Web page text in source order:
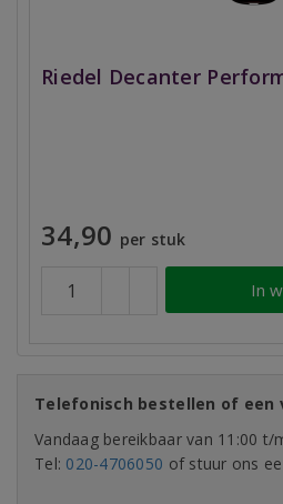
Riedel Decanter
34,90 per stuk
In
Telefonisch bestellen of een
Vandaag bereikbaar van 11:00
Tel: 020-4706050 of stuur ons